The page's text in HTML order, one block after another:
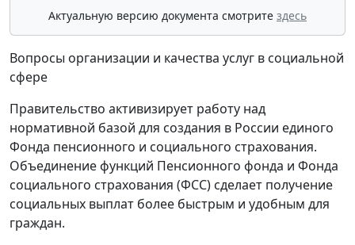
Актуальную версию документа смотрите здесь
Вопросы организации и качества услуг в социальной
сфере
Правительство активизирует работу над
нормативной базой для создания в России единого
Фонда пенсионного и социального страхования.
Объединение функций Пенсионного фонда и Фонда
социального страхования (ФСС) сделает получение
социальных выплат более быстрым и удобным для
граждан.